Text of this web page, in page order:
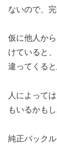
ないので、
仮に他人か
けていると
違ってくると
人によって
もいるかも
純正バック